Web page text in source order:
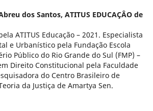
dos Santos, ATITUS EDUCAÇÂO de
ATITUS Educação – 2021. Especialista
e Urbanístico pela Fundação Escola
Público do Rio Grande do Sul (FMP) –
Direito Constitucional pela Faculdade
do Centro Brasileiro de
da Justiça de Amartya Sen.